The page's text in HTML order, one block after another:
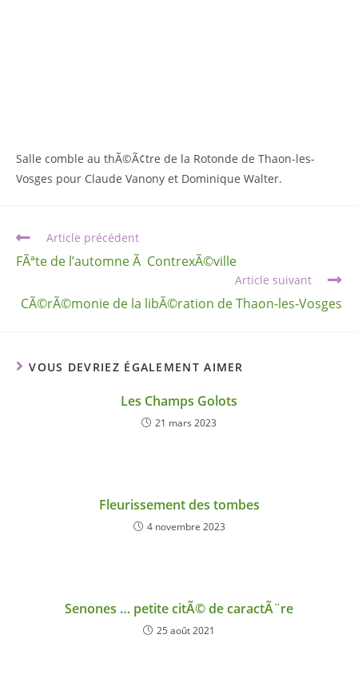
Salle comble au thÃ©Ã¢tre de la Rotonde de Thaon-les-
Vosges pour Claude Vanony et Dominique Walter.
Article précédent
FÃªte de l’automne Ã ContrexÃ©ville
Article suivant
CÃ©rÃ©monie de la libÃ©ration de Thaon-les-Vosges
VOUS DEVRIEZ ÉGALEMENT AIMER
Les Champs Golots
21 mars 2023
Fleurissement des tombes
4 novembre 2023
Senones … petite citÃ© de caractÃ¨re
25 août 2021